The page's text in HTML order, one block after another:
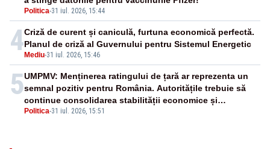
Politica-31 iul. 2026, 15:44
4 Mediu-31 iul. 2026, 15:46
Criză de curent și caniculă, furtuna economică perfectă.
Planul de criză al Guvernului pentru Sistemul Energetic
5
Politica-31 iul. 2026, 15:51
UMPMV: Menținerea ratingului de țară ar reprezenta un
semnal pozitiv pentru România. Autoritățile trebuie să
continue consolidarea stabilității economice și
financiare